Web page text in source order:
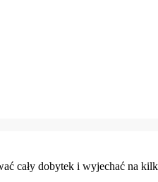
cały dobytek i wyjechać na